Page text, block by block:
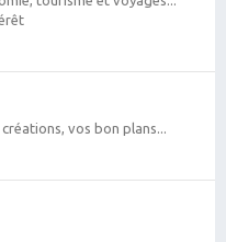
vos bon plans...